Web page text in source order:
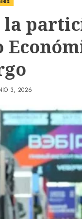
la
3, 2026